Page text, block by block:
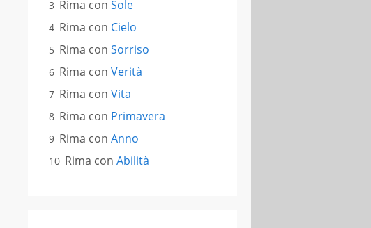
Rima con Sole
Rima con Cielo
Rima con Sorriso
Rima con Verità
Rima con Vita
Rima con Primavera
Rima con Anno
Rima con Abilità